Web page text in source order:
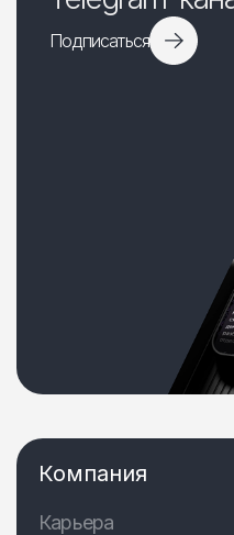
Подписаться
Компания
Карьера